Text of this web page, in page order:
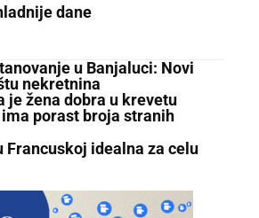
dane
u Banjaluci: Novi
nekretnina
je žena dobra u krevetu
porast broja stranih
Francuskoj idealna za celu